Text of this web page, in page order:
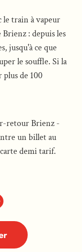
train à vapeur
: depuis les
jusqu'à ce que
le souffle. Si la
de 100
retour Brienz -
un billet au
demi tarif.